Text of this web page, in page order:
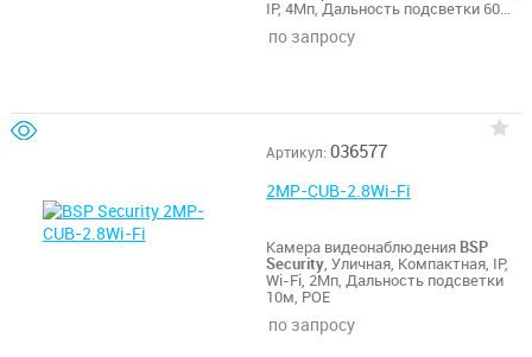
IP, 4Мп, Дальность подсветки 60м,
по запросу
Артикул: 036577
2MP-CUB-2.8Wi-Fi
Камера видеонаблюдения BSP
Security, Уличная, Компактная, IP,
Wi-Fi, 2Мп, Дальность подсветки
10м, POE
по запросу